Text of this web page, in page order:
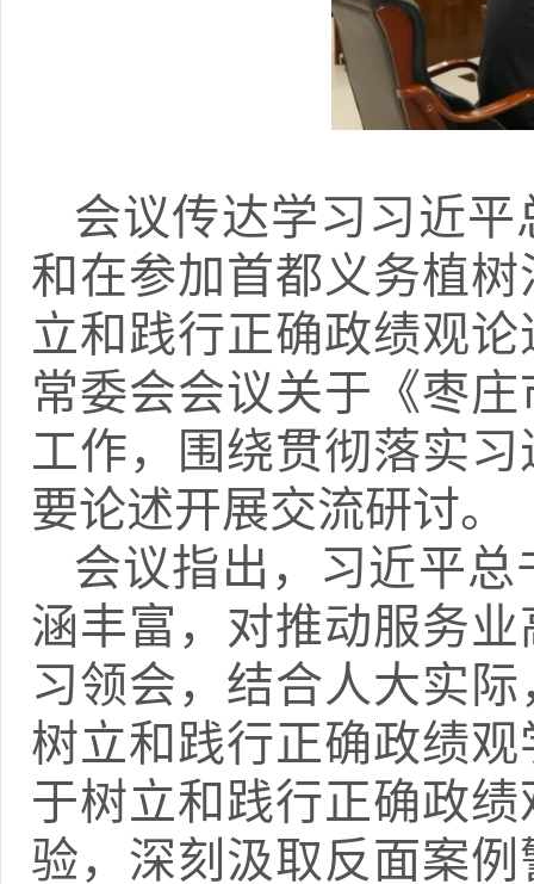
会议传达学习习近
和在参加首都义务植
立和践行正确政绩观
常委会会议关于《枣
工作，围绕贯彻落实
要论述开展交流研讨。
会议指出，习近平
涵丰富，对推动服务
习领会，结合人大实
树立和践行正确政绩
于树立和践行正确政
验，深刻汲取反面案